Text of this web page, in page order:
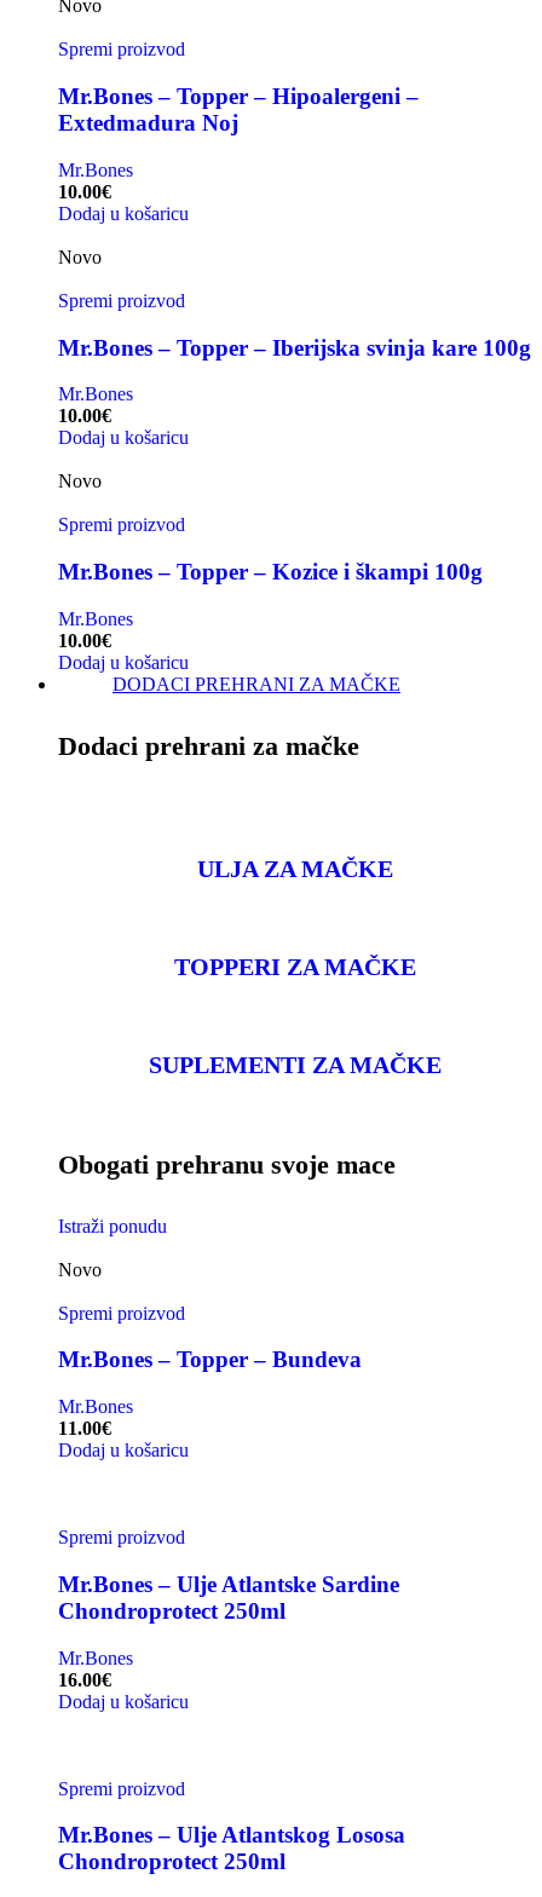
Novo
Spremi proizvod
Mr.Bones – Topper – Hipoalergeni –
Extedmadura Noj
Mr.Bones
10.00€
Dodaj u košaricu
Novo
Spremi proizvod
Mr.Bones – Topper – Iberijska svinja kare 100g
Mr.Bones
10.00€
Dodaj u košaricu
Novo
Spremi proizvod
Mr.Bones – Topper – Kozice i škampi 100g
Mr.Bones
10.00€
Dodaj u košaricu
DODACI PREHRANI ZA MAČKE
Dodaci prehrani za mačke
ULJA ZA MAČKE
TOPPERI ZA MAČKE
SUPLEMENTI ZA MAČKE
Obogati prehranu svoje mace
Istraži ponudu
Novo
Spremi proizvod
Mr.Bones – Topper – Bundeva
Mr.Bones
11.00€
Dodaj u košaricu
Spremi proizvod
Mr.Bones – Ulje Atlantske Sardine
Chondroprotect 250ml
Mr.Bones
16.00€
Dodaj u košaricu
Spremi proizvod
Mr.Bones – Ulje Atlantskog Lososa
Chondroprotect 250ml